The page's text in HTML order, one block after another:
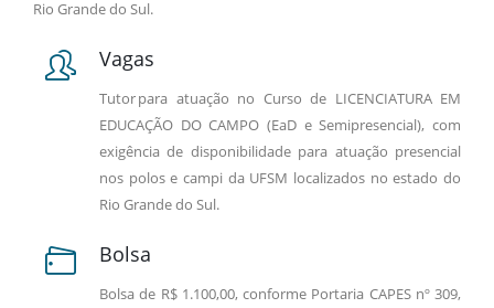
Rio Grande do Sul.
Vagas
Tutor para atuação no Curso de LICENCIATURA EM
EDUCAÇÃO DO CAMPO (EaD e Semipresencial), com
exigência de disponibilidade para atuação presencial
nos polos e campi da UFSM localizados no estado do
Rio Grande do Sul.
Bolsa
Bolsa de R$ 1.100,00, conforme Portaria CAPES nº 309,